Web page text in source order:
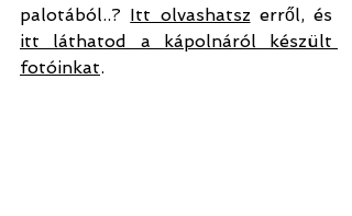
palotából..? Itt olvashatsz
itt láthatod a kápolnáról készült
fotóinkat.